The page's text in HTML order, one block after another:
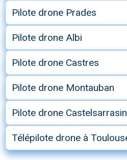
Pilote drone Prades
Pilote drone Albi
Pilote drone Castres
Pilote drone Montauban
Pilote drone Castelsarrasin
Télépilote drone à